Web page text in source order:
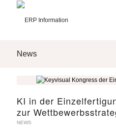
News
KI in der
zur
NEWS